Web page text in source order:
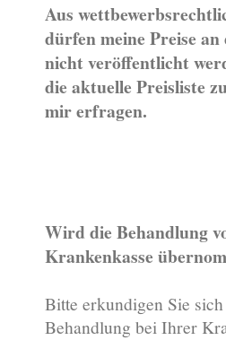
Aus
dürfen meine Preise an
nicht veröffentlicht
die aktuelle Preisliste
mir erfragen.
Wird die Behandlung
Krankenkasse
Bitte erkundigen Sie
Behandlung bei Ihrer